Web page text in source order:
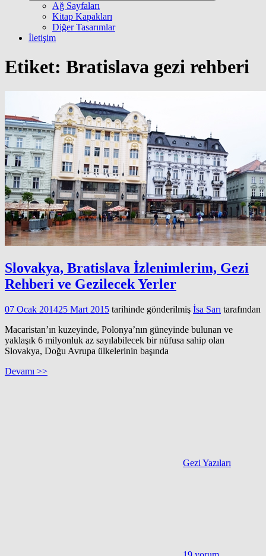
Ağ Sayfaları
Kitap Kapakları
Diğer Tasarımlar
İletişim
Etiket: Bratislava gezi rehberi
Slovakya, Bratislava İzlenimlerim, Gezi
Rehberi ve Gezilecek Yerler
07 Ocak 201425 Mart 2015 tarihinde gönderilmiş İsa Sarı tarafından
Macaristan’ın kuzeyinde, Polonya’nın güneyinde bulunan ve
yaklaşık 6 milyonluk az sayılabilecek bir nüfusa sahip olan
Slovakya, Doğu Avrupa ülkelerinin başında
Devamı >>
Gezi Yazıları